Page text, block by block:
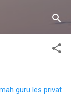
guru les privat